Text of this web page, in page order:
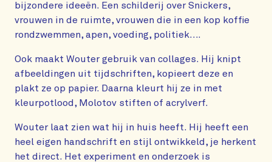
bijzondere ideeën. Een schilderij over Snickers,
vrouwen in de ruimte, vrouwen die in een kop koffie
rondzwemmen, apen, voeding, politiek….
Ook maakt Wouter gebruik van collages. Hij knipt
afbeeldingen uit tijdschriften, kopieert deze en
plakt ze op papier. Daarna kleurt hij ze in met
kleurpotlood, Molotov stiften of acrylverf.
Wouter laat zien wat hij in huis heeft. Hij heeft een
heel eigen handschrift en stijl ontwikkeld, je herkent
het direct. Het experiment en onderzoek is